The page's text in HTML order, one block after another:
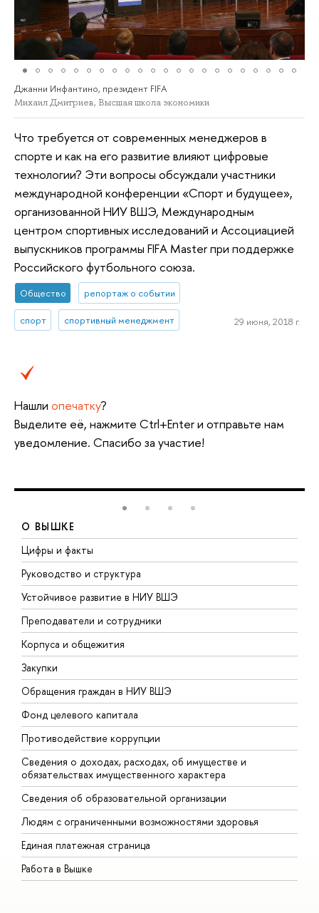
Джанни Инфантино, президент FIFA
Михаил Дмитриев, Высшая школа экономики
Что требуется от современных менеджеров в
спорте и как на его развитие влияют цифровые
технологии? Эти вопросы обсуждали участники
международной конференции «Спорт и будущее»,
организованной НИУ ВШЭ, Международным
центром спортивных исследований и Ассоциацией
выпускников программы FIFA Master при поддержке
Российского футбольного союза.
Общество репортаж о событии
спорт спортивный менеджмент 29 июня, 2018 г.
Нашли опечатку?
Выделите её, нажмите Ctrl+Enter и отправьте нам
уведомление. Спасибо за участие!
О ВЫШКЕ
Цифры и факты
Руководство и структура
Устойчивое развитие в НИУ ВШЭ
Преподаватели и сотрудники
Корпуса и общежития
Закупки
Обращения граждан в НИУ ВШЭ
Фонд целевого капитала
Противодействие коррупции
Сведения о доходах, расходах, об имуществе и
обязательствах имущественного характера
Сведения об образовательной организации
Людям с ограниченными возможностями здоровья
Единая платежная страница
Работа в Вышке